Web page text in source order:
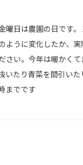
曜日は農園の日です
ように変化したか、
さい。今年は暖かく
いたり青菜を間引い
までです